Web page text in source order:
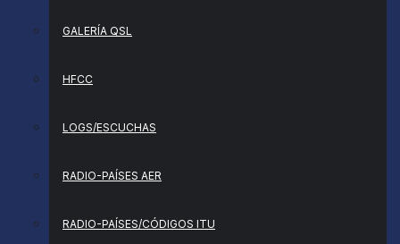
GALERÍA QSL
HFCC
LOGS/ESCUCHAS
RADIO-PAÍSES AER
RADIO-PAÍSES/CÓDIGOS ITU